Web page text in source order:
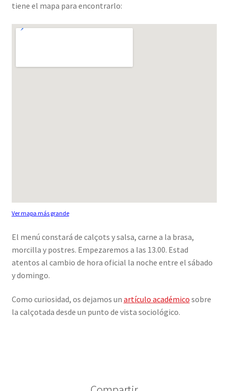
tiene el mapa para encontrarlo:
Ver mapa más grande
El menú constará de calçots y salsa, carne a la brasa,
morcilla y postres. Empezaremos a las 13.00. Estad
atentos al cambio de hora oficial la noche entre el sábado
y domingo.
Como curiosidad, os dejamos un artículo académico sobre
la calçotada desde un punto de vista sociológico.